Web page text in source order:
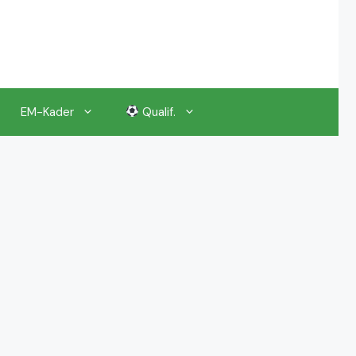
EM-Kader Qualif.